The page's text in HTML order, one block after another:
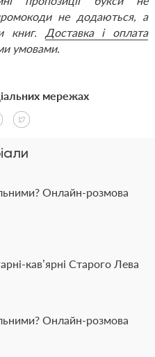
не додаються, а
книг. Доставка і оплата
умовами.
Онлайн-розмова
кав’ярні Старого Лева
Онлайн-розмова
мережах